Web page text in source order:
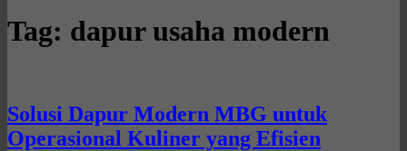
Tag: dapur usaha modern
Solusi Dapur Modern MBG untuk
Operasional Kuliner yang Efisien